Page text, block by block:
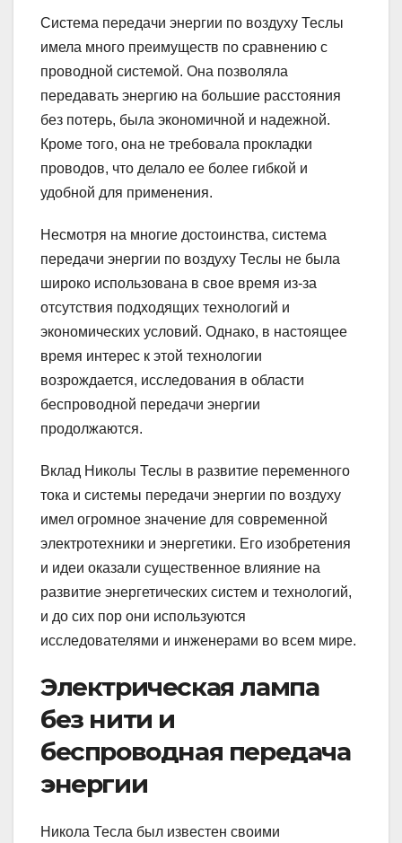
Система передачи энергии по воздуху Теслы
имела много преимуществ по сравнению с
проводной системой. Она позволяла
передавать энергию на большие расстояния
без потерь, была экономичной и надежной.
Кроме того, она не требовала прокладки
проводов, что делало ее более гибкой и
удобной для применения.
Несмотря на многие достоинства, система
передачи энергии по воздуху Теслы не была
широко использована в свое время из-за
отсутствия подходящих технологий и
экономических условий. Однако, в настоящее
время интерес к этой технологии
возрождается, исследования в области
беспроводной передачи энергии
продолжаются.
Вклад Николы Теслы в развитие переменного
тока и системы передачи энергии по воздуху
имел огромное значение для современной
электротехники и энергетики. Его изобретения
и идеи оказали существенное влияние на
развитие энергетических систем и технологий,
и до сих пор они используются
исследователями и инженерами во всем мире.
Электрическая лампа
без нити и
беспроводная передача
энергии
Никола Тесла был известен своими